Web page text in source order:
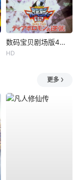
数码宝贝剧场版4：超恶魔兽的反击
HD
更多